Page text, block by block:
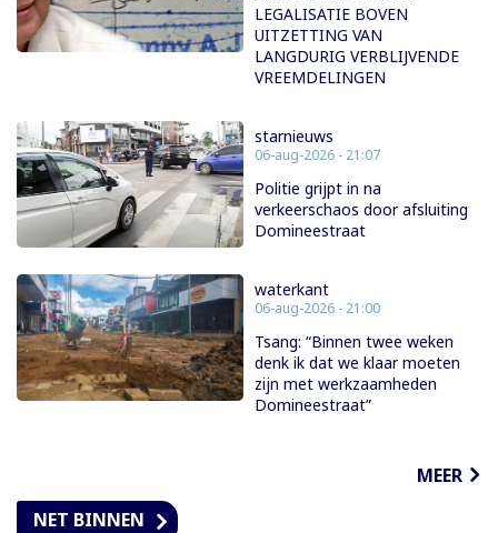
LEGALISATIE BOVEN
UITZETTING VAN
LANGDURIG VERBLIJVENDE
VREEMDELINGEN
starnieuws
06-aug-2026 - 21:07
Politie grijpt in na
verkeerschaos door afsluiting
Domineestraat
waterkant
06-aug-2026 - 21:00
Tsang: “Binnen twee weken
denk ik dat we klaar moeten
zijn met werkzaamheden
Domineestraat”
MEER
NET BINNEN